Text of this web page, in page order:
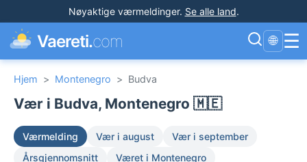
Nøyaktige værmeldinger. Se alle land.
Vaereti.com 🌐 ☰
Hjem > Montenegro > Budva
Vær i Budva, Montenegro 🇲🇪
Værmelding Vær i august
Vær i september
Årsgjennomsnitt
Været i Montenegro